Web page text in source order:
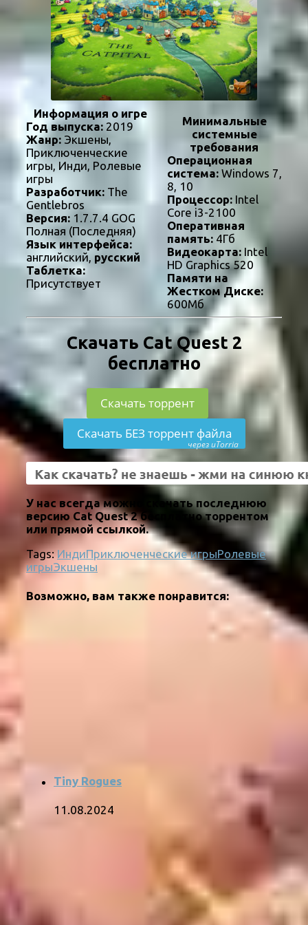
Информация о игре
Год выпуска: 2019
Жанр: Экшены,
Приключенческие
игры, Инди, Ролевые
игры
Разработчик: The
Gentlebros
Версия: 1.7.7.4 GOG
Полная (Последняя)
Язык интерфейса:
английский, русский
Таблетка:
Присутствует
Минимальные
системные
требования
Операционная
система:Windows 7,
8, 10
Процессор:Intel
Core i3-2100
Оперативная
память:4Гб
Видеокарта:Intel
HD Graphics 520
Памяти на
Жестком Диске:
600Мб
Скачать Cat Quest 2
бесплатно
Скачать торрент
Скачать БЕЗ торрент файла
через uTorria
У нас всегда можно скачать последнюю
версию Cat Quest 2 бесплатно торрентом
или прямой ссылкой.
Tags: ИндиПриключенческие игрыРолевые
игрыЭкшены
Возможно, вам также понравится:
Tiny Rogues
11.08.2024